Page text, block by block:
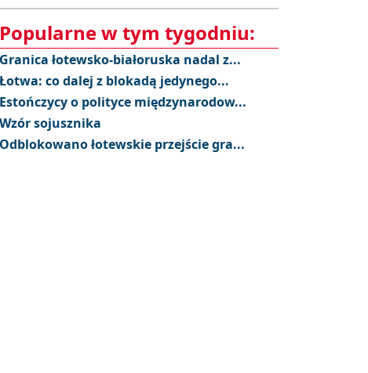
Popularne w tym tygodniu:
Granica łotewsko-białoruska nadal z...
Łotwa: co dalej z blokadą jedynego...
Estończycy o polityce międzynarodow...
Wzór sojusznika
Odblokowano łotewskie przejście gra...